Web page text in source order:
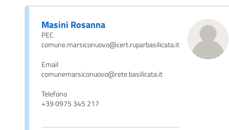
Masini Rosanna
PEC
comune.marsiconuovo@cert.ruparbasilicata.it
Email
comunemarsiconuovo@rete.basilicata.it
Telefono
+39 0975 345 217